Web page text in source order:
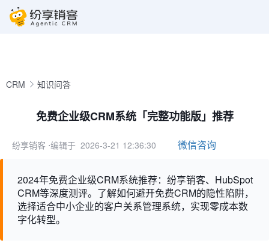
CRM 知识问答
免费企业级CRM系统「完整功能版」推荐
纷享销客 ⋅编辑于 2026-3-21 12:36:30 微信咨询
2024年免费企业级CRM系统推荐：纷享销客、HubSpot
CRM等深度测评。了解如何避开免费CRM的隐性陷阱，
选择适合中小企业的客户关系管理系统，实现零成本数
字化转型。